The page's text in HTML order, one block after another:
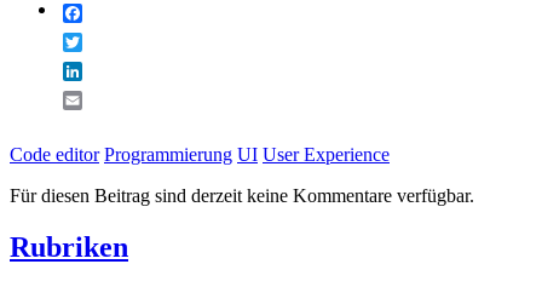
Code editor Programmierung UI User Experience
Für diesen Beitrag sind derzeit keine Kommentare verfügbar.
Rubriken